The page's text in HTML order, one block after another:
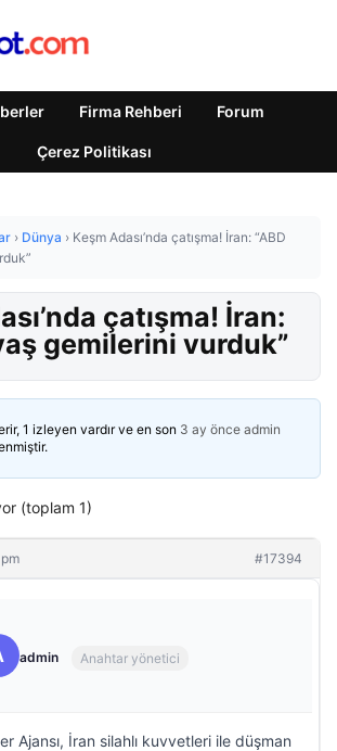
Firma Rehberi Forum
Çerez Politikası
› Dünya › Keşm Adası’nda çatışma! İran: “ABD
çatışma! İran:
gemilerini vurduk”
1 izleyen vardır ve en son 3 ay önce admin
(toplam 1)
#17394
admin Anahtar yönetici
Ajansı, İran silahlı kuvvetleri ile düşman